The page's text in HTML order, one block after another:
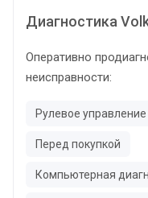
Диагностика
Оперативно
неисправности:
Рулевое управление
Перед покупкой
Компьютерная